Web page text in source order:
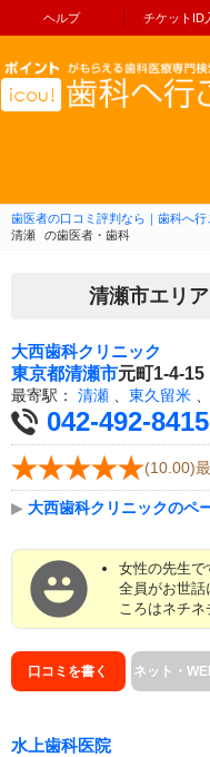
ヘルプ チケットID
歯医者の口コミ評判なら｜歯科へ
清瀬
の歯医者・歯科
清瀬市エリ
大西歯科クリニック
東京都清瀬市元町1-4-15
最寄駅： 清瀬 東久留米
042-492-8415
(10.00)
▶ 大西歯科クリニックのペ
女性の先生で
全員がお世話
ころはネチ
口コミを書く ネット・
水上歯科医院